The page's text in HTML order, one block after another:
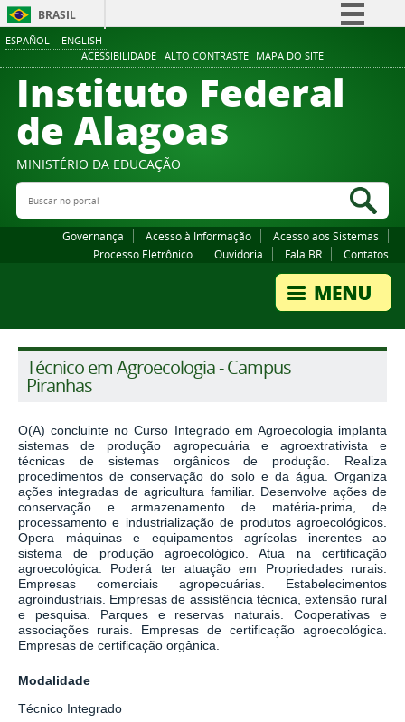
ESPAÑOL ENGLISH
ACESSIBILIDADE ALTO CONTRASTE MAPA DO SITE
BRASIL
Comunica BR
Participe
Canais
Instituto Federal
de Alagoas
MINISTÉRIO DA EDUCAÇÃO
Buscar no portal
Governança Acesso à Informação
Acesso aos Sistemas
Processo Eletrônico
Ouvidoria Fala.BR Contatos
Técnico em Agroecologia - Campus
Piranhas
O(A) concluinte noCurso Integrado em Agroecologia implanta
sistemas de produção agropecuária e agroextrativista e
técnicas de sistemas orgânicos de produção. Realiza
procedimentos de conservação do solo e da água. Organiza
ações integradas de agricultura familiar. Desenvolve ações de
conservação e armazenamento de matéria-prima, de
processamento e industrialização de produtos agroecológicos.
Opera máquinas e equipamentos agrícolas inerentes ao
sistema de produção agroecológico. Atua na certificação
agroecológica. Poderá ter atuação em Propriedades rurais.
Empresas comerciais agropecuárias. Estabelecimentos
agroindustriais. Empresas de assistência técnica, extensão rural
e pesquisa. Parques e reservas naturais. Cooperativas e
associações rurais. Empresas de certificação agroecológica.
Empresas de certificação orgânica.
Modalidade
Técnico Integrado